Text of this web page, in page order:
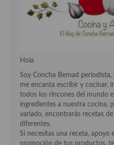
Cocina Eslovena
Cocina Francesa
Cocina Holandesa
Cocina Hungara
Cocina Irlanda
Cocina Italiana
Hola
Soy Concha Bernad
me encanta escribir y cocinar,
todos los rincones del mundo
ingredientes a nuestra cocina,
variado, encontrarás recetas
diferentes.
Si necesitas una receta, apoyo
promoción de tus productos,